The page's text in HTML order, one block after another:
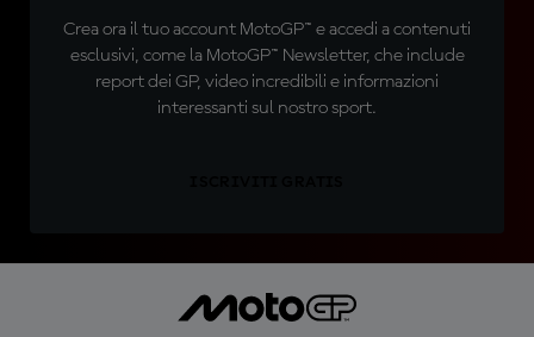
Crea ora il tuo account MotoGP™ e accedi a contenuti
esclusivi, come la MotoGP™ Newsletter, che include
report dei GP, video incredibili e informazioni
interessanti sul nostro sport.